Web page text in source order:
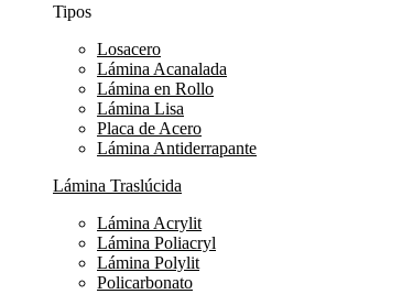
Tipos
Losacero
Lámina Acanalada
Lámina en Rollo
Lámina Lisa
Placa de Acero
Lámina Antiderrapante
Lámina Traslúcida
Lámina Acrylit
Lámina Poliacryl
Lámina Polylit
Policarbonato